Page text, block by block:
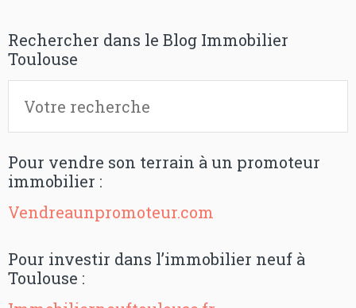
Rechercher dans le Blog Immobilier
Toulouse
Pour vendre son terrain à un promoteur
immobilier :
Vendreaunpromoteur.com
Pour investir dans l’immobilier neuf à
Toulouse :